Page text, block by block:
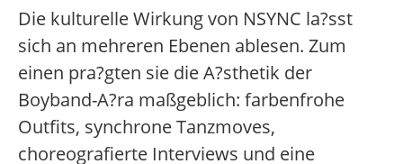
Die kulturelle Wirkung von NSYNC la?sst
sich an mehreren Ebenen ablesen. Zum
einen pra?gten sie die A?sthetik der
Boyband-A?ra maßgeblich: farbenfrohe
Outfits, synchrone Tanzmoves,
choreografierte Interviews und eine